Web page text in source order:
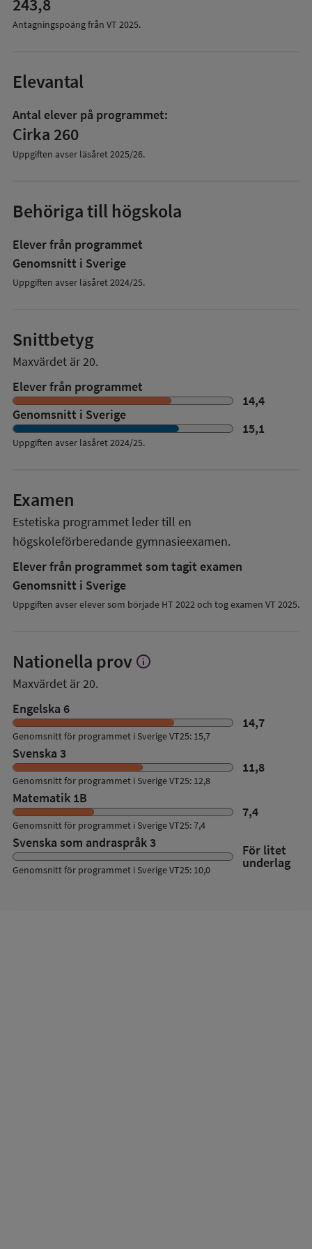
243,8
Antagningspoäng från VT 2025.
Elevantal
Antal elever på programmet:
Cirka 260
Uppgiften avser läsåret2025/26.
Behöriga till högskola
Elever från programmet
Genomsnitt i Sverige
Uppgiften avser läsåret 2024/25.
Snittbetyg
Maxvärdet är 20.
Elever från programmet
14,4
Genomsnitt i Sverige
15,1
Uppgiften avser läsåret2024/25.
Examen
Estetiska programmet leder till en
högskoleförberedande gymnasieexamen.
Elever från programmet som tagit examen
Genomsnitt i Sverige
Uppgiften avser elever som började HT 2022 och tog examen VT 2025.
Nationella prov Visa
prov
info
Maxvärdet är 20.
Engelska 6
14,7
Genomsnitt för programmet i Sverige VT25: 15,7
Svenska 3
11,8
Genomsnitt för programmet i Sverige VT25: 12,8
Matematik 1B
7,4
Genomsnitt för programmet i Sverige VT25: 7,4
Svenska som andraspråk 3 För litet
underlag
Genomsnitt för programmet i Sverige VT25: 10,0